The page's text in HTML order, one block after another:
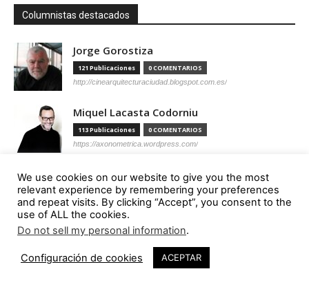
Columnistas destacados
Jorge Gorostiza
121 Publicaciones 0 COMENTARIOS
http://cinearquitecturaciudad.blogspot.com.es/
Miquel Lacasta Codorniu
113 Publicaciones 0 COMENTARIOS
https://axonometrica.wordpress.com/
José Ramón Hernández Correa
112 Publicaciones 0 COMENTARIOS
http://arquitectamoslocos.blogspot.com.es/
Miguel Ángel Díaz Camacho
95 Publicaciones 0 COMENTARIOS
We use cookies on our website to give you the most
relevant experience by remembering your preferences
and repeat visits. By clicking “Accept”, you consent to the
use of ALL the cookies.
Do not sell my personal information.
Configuración de cookies ACEPTAR